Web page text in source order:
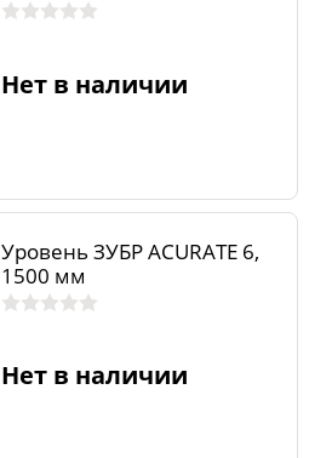
Нет в наличии
Уровень ЗУБР ACURATE 6,
1500 мм
Нет в наличии